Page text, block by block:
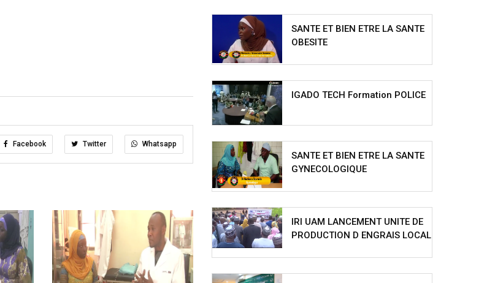
Facebook Twitter Whatsapp
SANTE ET BIEN ETRE LA SANTE
OBESITE
IGADO TECH Formation POLICE
SANTE ET BIEN ETRE LA SANTE
GYNECOLOGIQUE
IRI UAM LANCEMENT UNITE DE
PRODUCTION D ENGRAIS LOCAL